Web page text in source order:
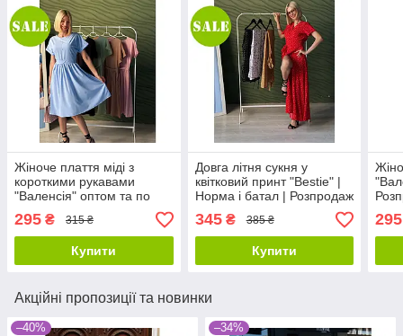
Жіноче плаття міді з
короткими рукавами
"Валенсія" оптом та по
дропшипінгу | Норма |
Розпродаж моделі
295 ₴ 315 ₴
Купити
Довга літня сукня у
квітковий принт "Bestie" |
Норма і батал | Розпродаж
моделі
345₴ 385 ₴
Купити
295
Акційні пропозиції та новинки
–40% –34%